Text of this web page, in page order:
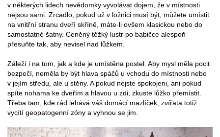
v některých lidech nevědomky vyvolávat dojem, že v místnosti
nejsou sami. Zrcadlo, pokud už v ložnici musí být, můžete umístit
na vnitřní stranu dveří skříně, máte-li ovšem klasickou nebo do
samostatné šatny. Ceněný těžký lustr po babičce alespoň
přesuňte tak, aby nevisel nad lůžkem.
Záleží i na tom, jak a kde je umístěna postel. Aby mysl měla pocit
bezpečí, neměla by být hlava spáčů u vchodu do místnosti nebo
v jejím středu, ale u stěny. A pokud nejste spokojeni, ani pokud
spíte nohama ke dveřím a hlavou u zdi, zkuste lůžko přemístit.
Třeba tam, kde rád lehává váš domácí mazlíček, zvířata totiž
vycítí geopatogenní zóny a vyhnou se jim.